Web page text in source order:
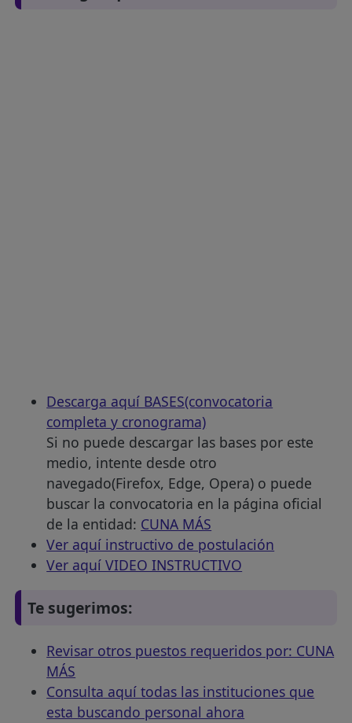
Descarga aquí BASES(convocatoria
completa y cronograma)
Si no puede descargar las bases por este
medio, intente desde otro
navegado(Firefox, Edge, Opera) o puede
buscar la convocatoria en la página oficial
de la entidad: CUNA MÁS
Ver aquí instructivo de postulación
Ver aquí VIDEO INSTRUCTIVO
Te sugerimos:
Revisar otros puestos requeridos por: CUNA
MÁS
Consulta aquí todas las instituciones que
esta buscando personal ahora